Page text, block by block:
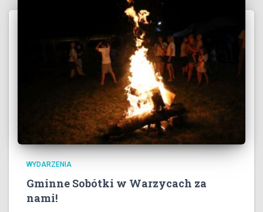
WYDARZENIA
Gminne Sobótki w Warzycach za
nami!